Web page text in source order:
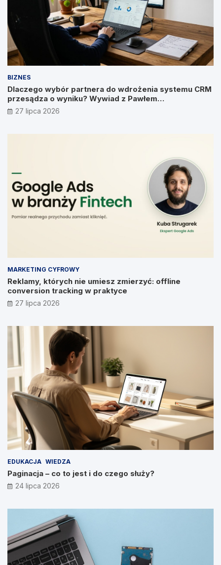
BIZNES
Dlaczego wybór partnera do wdrożenia systemu CRM
przesądza o wyniku? Wywiad z Pawłem
Prymakowskim, CEO IT Vision
27 lipca 2026
MARKETING CYFROWY
Reklamy, których nie umiesz zmierzyć: offline
conversion tracking w praktyce
27 lipca 2026
EDUKACJA WIEDZA
Paginacja – co to jest i do czego służy?
24 lipca 2026